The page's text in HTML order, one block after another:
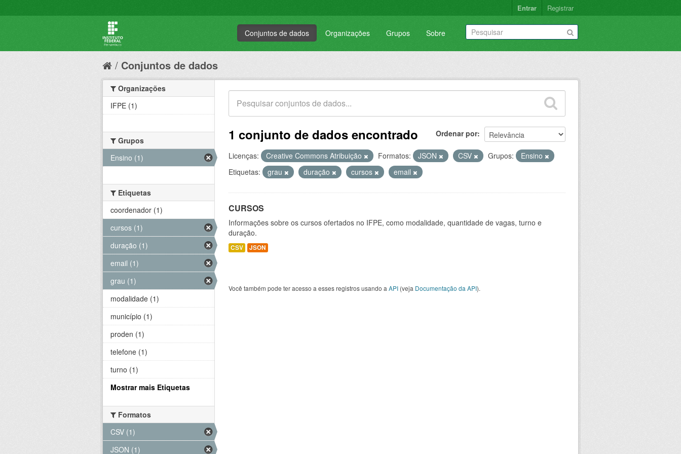
Entrar Registrar
Conjuntos de dados Organizações Grupos Sobre
Conjuntos de dados
Ordenar por
1 conjunto de dados encontrado
Licenças: Creative Commons Atribuição Formatos: JSON CSV Grupos:
Ensino
Etiquetas:
grau duração cursos email
CURSOS
Informações sobre os cursos ofertados no IFPE, como modalidade, quantidade de vagas, turno e
duração.
CSV JSON
Você também pode ter acesso a esses registros usando a API (veja Documentação da API).
Organizações
IFPE (1)
Grupos
Ensino (1)
Etiquetas
coordenador (1)
cursos (1)
duração (1)
email (1)
grau (1)
modalidade (1)
município (1)
proden (1)
telefone (1)
turno (1)
Mostrar mais Etiquetas
Formatos
CSV (1)
JSON (1)